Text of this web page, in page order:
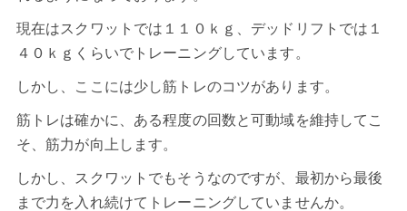
現在はスクワットでは１１０ｋｇ、デッドリフトでは１
４０ｋｇくらいでトレーニングしています。
しかし、ここには少し筋トレのコツがあります。
筋トレは確かに、ある程度の回数と可動域を維持してこ
そ、筋力が向上します。
しかし、スクワットでもそうなのですが、最初から最後
まで力を入れ続けてトレーニングしていませんか。